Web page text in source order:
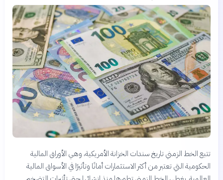
تتبع الخط الزمني تاريخ سندات الخزانة الأمريكية، وهي الأوراق المالية
الحكومية التي تعتبر من أكثر الاستثمارات أمانًا وتأثيرًا في الأسواق المالية